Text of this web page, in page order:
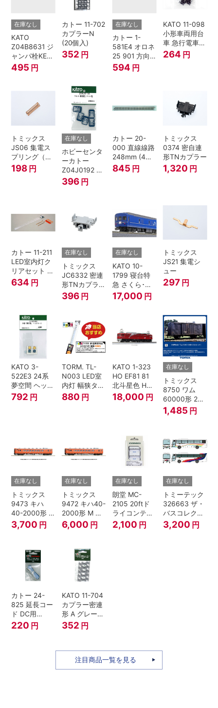
在庫なし
KATO
Z04B8631 ジ
ャンパ栓KE76
濃青 ランナー
495 円
カトー 11-702
カプラーN
(20個入)
352 円
在庫なし
カトー 1-
581E4 オロネ
25 901 方向
幕 4両分
594 円
KATO 11-098
小形車両用台
車 急行電車1
Bトレインシ
ョーティー 対
264 円
トミックス
JS06 集電ス
プリング（Ｌ
=7.5mm・4個
入） 鉄道模型
198 円
在庫なし
ホビーセンタ
ーカトー
Z04J0192 ク
モハ115 横須
賀色 ジャンパ
396 円
カトー 20-
000 直線線路
248mm (4本
入) Nゲージ
845 円
トミックス
0374 密自連
形TNカプラー
1,320 円
カトー 11-211
LED室内灯ク
リアセット N
ゲージ
634 円
在庫なし
トミックス
JC6332 密連
形TNカプラー
(SPグレー電
連付・211系)
396 円
在庫なし
KATO 10-
1799 寝台特
急 さくら･は
やぶさ/富士
24系 9両セッ
17,000 円
トミックス
JS21 集電シ
ュー
297 円
KATO 3-
522E3 24系
夢空間 ヘッド
マーク 4種各1
792 円
TORM. TL-
N003 LED室
内灯 幅狭タイ
プ・電球色 1
本 鉄道模型
880 円
KATO 1-323
HO EF81 81
北斗星色 HO
ゲージ
18,000 円
在庫なし
トミックス
8750 ワム
60000形 2両
セット Nゲー
ジ
1,485 円
在庫なし
トミックス
9473 キハ
40-2000形 T
Nゲージ
3,700 円
在庫なし
トミックス
9472 キハ40-
2000形 M N
ゲージ
6,000 円
在庫なし
朗堂 MC-
2105 20ftド
ライコンテナ
タイプ
TRANCY
2,100 円
在庫なし
トミーテック
326663 ザ・
バスコレクシ
ョン 西日本鉄
道・九州産交
3,200 円
カトー 24-
825 延長コー
ド DC用
(90cm）
220 円
KATO 11-704
カプラー密連
形 A グレー
(20個入) (ア
ーノルドカプ
352 円
注目商品一覧を見る